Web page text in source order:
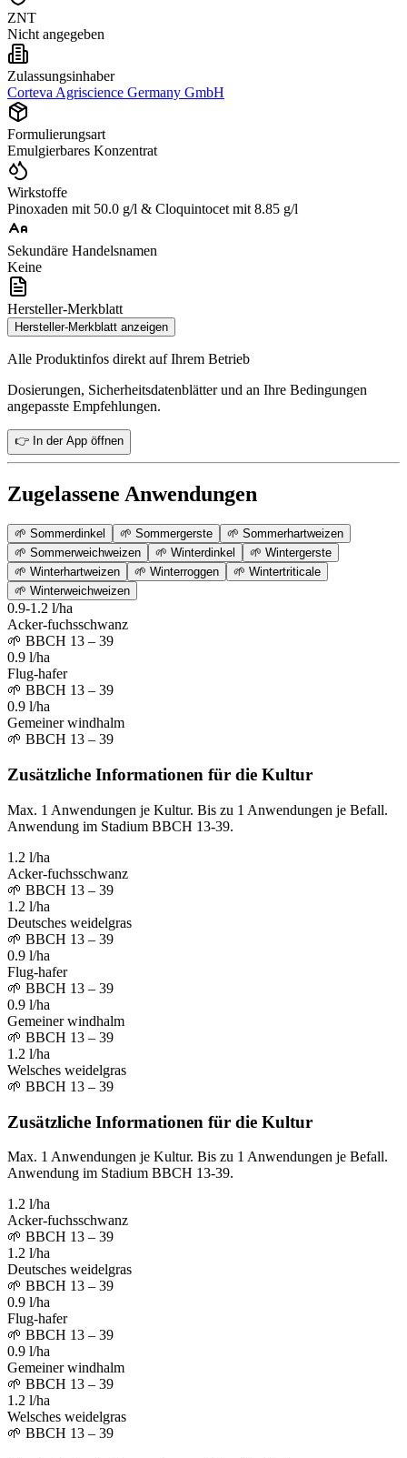
ZNT
Nicht angegeben
Zulassungsinhaber
Corteva Agriscience Germany GmbH
Formulierungsart
Emulgierbares Konzentrat
Wirkstoffe
Pinoxaden mit 50.0 g/l & Cloquintocet mit 8.85 g/l
Sekundäre Handelsnamen
Keine
Hersteller-Merkblatt
Hersteller-Merkblatt anzeigen
Alle Produktinfos direkt auf Ihrem Betrieb
Dosierungen, Sicherheitsdatenblätter und an Ihre Bedingungen
angepasste Empfehlungen.
👉 In der App öffnen
Zugelassene Anwendungen
🌱 Sommerdinkel 🌱 Sommergerste 🌱 Sommerhartweizen
🌱 Sommerweichweizen 🌱 Winterdinkel 🌱 Wintergerste
🌱 Winterhartweizen 🌱 Winterroggen 🌱 Wintertriticale
🌱 Winterweichweizen
0.9-1.2 l/ha
Acker-fuchsschwanz
🌱 BBCH 13 – 39
0.9 l/ha
Flug-hafer
🌱 BBCH 13 – 39
0.9 l/ha
Gemeiner windhalm
🌱 BBCH 13 – 39
Zusätzliche Informationen für die Kultur
Max. 1 Anwendungen je Kultur. Bis zu 1 Anwendungen je Befall.
Anwendung im Stadium BBCH 13-39.
1.2 l/ha
Acker-fuchsschwanz
🌱 BBCH 13 – 39
1.2 l/ha
Deutsches weidelgras
🌱 BBCH 13 – 39
0.9 l/ha
Flug-hafer
🌱 BBCH 13 – 39
0.9 l/ha
Gemeiner windhalm
🌱 BBCH 13 – 39
1.2 l/ha
Welsches weidelgras
🌱 BBCH 13 – 39
Zusätzliche Informationen für die Kultur
Max. 1 Anwendungen je Kultur. Bis zu 1 Anwendungen je Befall.
Anwendung im Stadium BBCH 13-39.
1.2 l/ha
Acker-fuchsschwanz
🌱 BBCH 13 – 39
1.2 l/ha
Deutsches weidelgras
🌱 BBCH 13 – 39
0.9 l/ha
Flug-hafer
🌱 BBCH 13 – 39
0.9 l/ha
Gemeiner windhalm
🌱 BBCH 13 – 39
1.2 l/ha
Welsches weidelgras
🌱 BBCH 13 – 39